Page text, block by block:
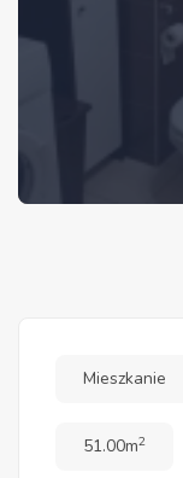
Mieszkanie
51.00m2